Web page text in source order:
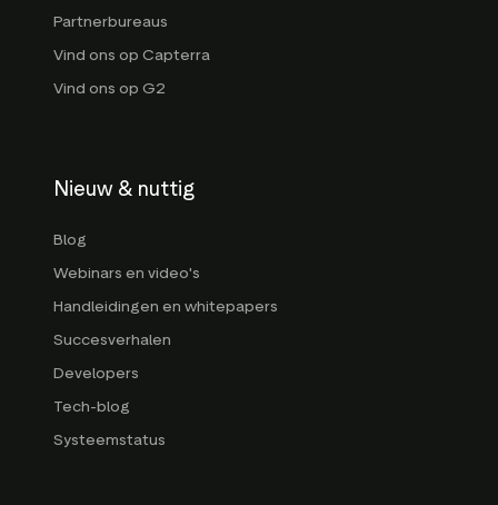
Partnerbureaus
Vind ons op Capterra
Vind ons op G2
Nieuw & nuttig
Blog
Webinars en video's
Handleidingen en whitepapers
Succesverhalen
Developers
Tech-blog
Systeemstatus